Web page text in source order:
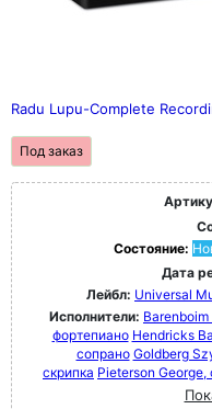
Radu Lupu-Complete
Под заказ
Состояние:
Дата
Лейбл: Universal
Исполнители:
фортепиано Hendricks
сопрано Goldberg
скрипка Pieterson